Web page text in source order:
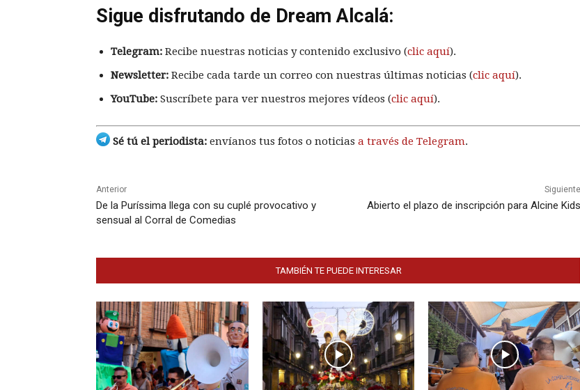
Sigue disfrutando de Dream Alcalá:
Telegram: Recibe nuestras noticias y contenido exclusivo (clic aquí).
Newsletter: Recibe cada tarde un correo con nuestras últimas noticias (clic aquí).
YouTube: Suscríbete para ver nuestros mejores vídeos (clic aquí).
Sé tú el periodista: envíanos tus fotos o noticias a través de Telegram.
Anterior
De la Puríssima llega con su cuplé provocativo y
sensual al Corral de Comedias
Siguiente
Abierto el plazo de inscripción para Alcine Kids
TAMBIÉN TE PUEDE INTERESAR